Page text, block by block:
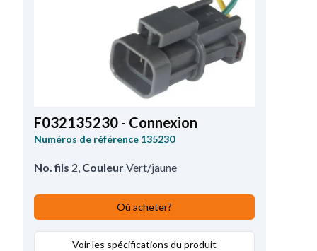
F032135230 - Connexion
Numéros de référence 135230
No. fils 2, CouleurVert/jaune
Où acheter?
Voir les spécifications du produit